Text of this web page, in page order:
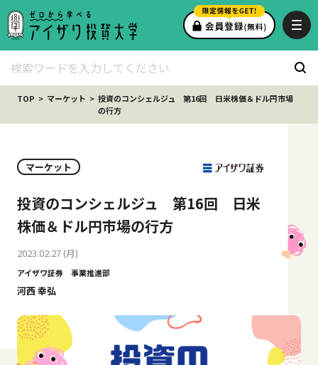
TOP マーケット
投資のコンシェルジュ 第16回 日米株価＆ドル円市場
の行方
マーケット
投資のコンシェルジュ 第16回 日米
株価＆ドル円市場の行方
2023.02.27 (月)
アイザワ証券 事業推進部
河西 幸弘